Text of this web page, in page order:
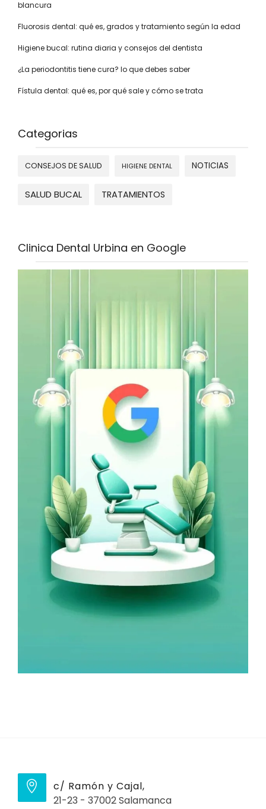
blancura
Fluorosis dental: qué es, grados y tratamiento según la edad
Higiene bucal: rutina diaria y consejos del dentista
¿La periodontitis tiene cura? lo que debes saber
Fístula dental: qué es, por qué sale y cómo se trata
Categorias
CONSEJOS DE SALUD HIGIENE DENTAL NOTICIAS
SALUD BUCAL TRATAMIENTOS
Clinica Dental Urbina en Google
c/ Ramón y Cajal,
21-23 - 37002 Salamanca